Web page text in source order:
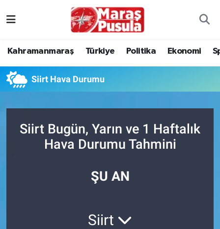
Kahramanmaraş Türkiye Politika Ekonomi
Siirt Hava Durumu
Siirt Bugün, Yarın ve 1 Haftalık
Hava Durumu Tahmini
ŞU AN
Siirt
Ekonomi
Süper Lig Puan Durumu ve Fikstür